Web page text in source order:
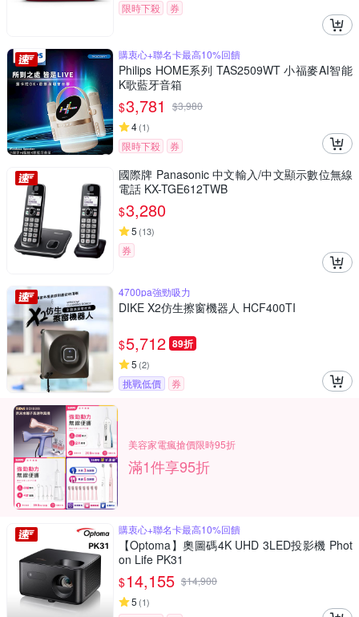
限時下殺
券
購衷心+聯名卡最高10%回饋
Philips HOME系列 TAS2509WT 小福麥AI智能
K歌藍牙音箱
$3,781 $3,980
4(1)
限時下殺 券
國際牌 Panasonic 中文輸入/中文顯示數位無線
電話 KX-TGE612TWB
$3,280
5 (13)
券
4700pa強勁吸力
DIKE X2仿生擦窗機器人 HCF400TI
$5,712 89折
5 (2)
挑戰低價 券
美容家電瘋搶價限時95折
滿1件享95折
購衷心+聯名卡最高10%回饋
【Optoma】奧圖碼4K UHD 3LED投影機 Phot
on Life PK31
$14,155 $14,900
5 (1)